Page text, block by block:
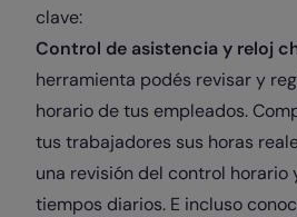
clave:
Control de asistencia y reloj
herramienta podés revisar y
horario de tus empleados.
tus trabajadores sus horas
una revisión del control horario
tiempos diarios. E incluso